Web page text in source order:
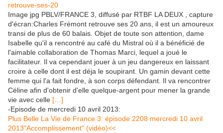
Image jpg PBLV/FRANCE 3, diffusé par RTBF LA DEUX , capture
d'écran:Charles Frémont retrouve ses 20 ans, il est un amoureux
transi de plus de 60 balais. Objet de toute son attention, dame
Isabelle qu'il a rencontré au café du Mistral où il a bénéficié de
l'aimable collaboration de Thomas Marci, lequel a joué le
facilitateur. Il va cependant jouer à un jeu dangereux en laissant
croire à celle dont il est déja le soupirant. Un gamin devant cette
femme qui l'a fait fondre, à son corps défendant. Il va rencontrer
Céline afin d'obtenir d'elle quelque-argent pour mener la grande
vie avec celle […]
-Episode de mercredi 10 avril 2013:
Plus Belle La Vie de France 3: épisode 2208 mercredi 10 avril
2013"Accomplissement" (vidéo)<<